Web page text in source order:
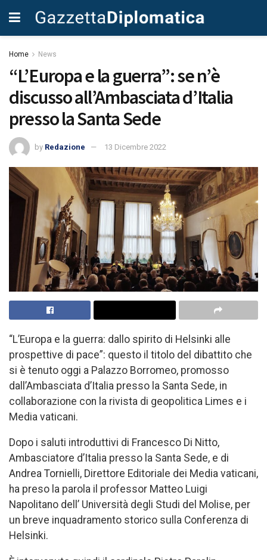
Home News
“L’Europa e la guerra”: se n’è
discusso all’Ambasciata d’Italia
presso la Santa Sede
by Redazione 13 Dicembre 2022
“L’Europa e la guerra: dallo spirito di Helsinki alle
prospettive di pace”: questo il titolo del dibattito che
si è tenuto oggi a Palazzo Borromeo, promosso
dall’Ambasciata d’Italia presso la Santa Sede, in
collaborazione con la rivista di geopolitica Limes e i
Media vaticani.
Dopo i saluti introduttivi di Francesco Di Nitto,
Ambasciatore d’Italia presso la Santa Sede, e di
Andrea Tornielli, Direttore Editoriale dei Media vaticani,
ha preso la parola il professor Matteo Luigi
Napolitano dell’ Università degli Studi del Molise, per
un breve inquadramento storico sulla Conferenza di
Helsinki.